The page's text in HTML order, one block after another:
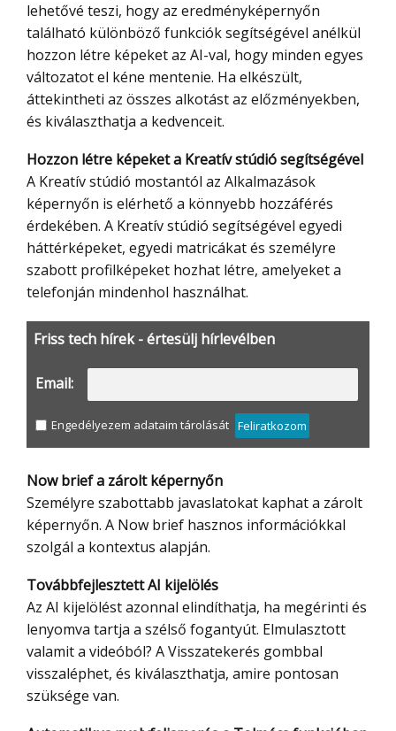
lehetővé teszi, hogy az eredményképernyőn
található különböző funkciók segítségével anélkül
hozzon létre képeket az AI-val, hogy minden egyes
változatot el kéne mentenie. Ha elkészült,
áttekintheti az összes alkotást az előzményekben,
és kiválaszthatja a kedvenceit.
Hozzon létre képeket a Kreatív stúdió segítségével
A Kreatív stúdió mostantól az Alkalmazások
képernyőn is elérhető a könnyebb hozzáférés
érdekében. A Kreatív stúdió segítségével egyedi
háttérképeket, egyedi matricákat és személyre
szabott profilképeket hozhat létre, amelyeket a
telefonján mindenhol használhat.
Friss tech hírek - értesülj hírlevélben
Email:
Engedélyezem adataim tárolását Feliratkozom
Now brief a zárolt képernyőn
Személyre szabottabb javaslatokat kaphat a zárolt
képernyőn. A Now brief hasznos információkkal
szolgál a kontextus alapján.
Továbbfejlesztett AI kijelölés
Az AI kijelölést azonnal elindíthatja, ha megérinti és
lenyomva tartja a szélső fogantyút. Elmulasztott
valamit a videóból? A Visszatekerés gombbal
visszaléphet, és kiválaszthatja, amire pontosan
szüksége van.